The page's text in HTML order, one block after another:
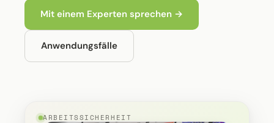
Mit einem Experten sprechen →
Anwendungsfälle
ARBEITSSICHERHEIT